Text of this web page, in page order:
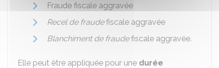
Fraude fiscale aggravée
Recel de fraudefiscale aggravée
Blanchiment de fraudefiscale aggravée.
Elle peut être appliquée pour une durée